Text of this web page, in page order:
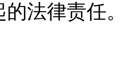
法律责任。